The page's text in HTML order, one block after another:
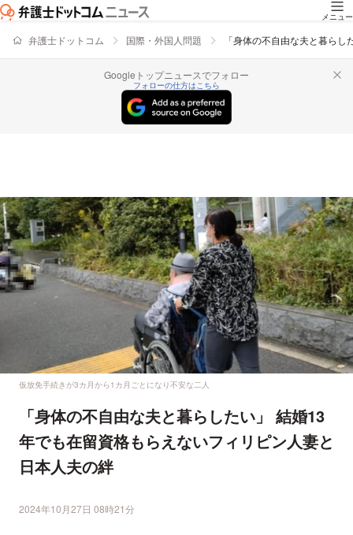
メニュー
弁護士ドットコム 国際・外国人問題 「身体の不自由な夫と暮ら
Googleトップニュースでフォロー
フォローの仕方はこちら
仮放免手続きが3カ月から1カ月ごとになり不安な二人
「身体の不自由な夫と暮らしたい」 結婚13
年でも在留資格もらえないフィリピン人妻と
日本人夫の絆
2024年10月27日 08時21分